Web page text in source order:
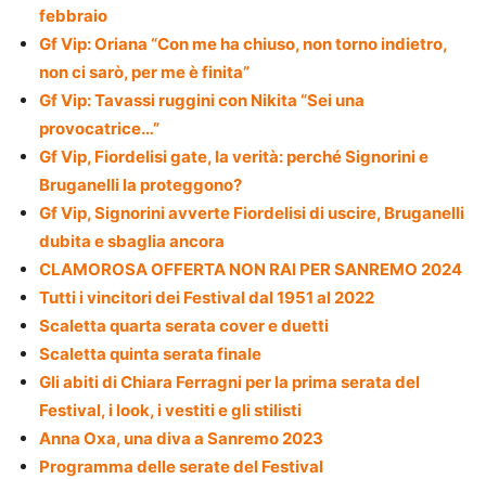
febbraio
Gf Vip: Oriana “Con me ha chiuso, non torno indietro,
non ci sarò, per me è finita”
Gf Vip: Tavassi ruggini con Nikita “Sei una
provocatrice…”
Gf Vip, Fiordelisi gate, la verità: perché Signorini e
Bruganelli la proteggono?
Gf Vip, Signorini avverte Fiordelisi di uscire, Bruganelli
dubita e sbaglia ancora
CLAMOROSA OFFERTA NON RAI PER SANREMO 2024
Tutti i vincitori dei Festival dal 1951 al 2022
Scaletta quarta serata cover e duetti
Scaletta quinta serata finale
Gli abiti di Chiara Ferragni per la prima serata del
Festival, i look, i vestiti e gli stilisti
Anna Oxa, una diva a Sanremo 2023
Programma delle serate del Festival